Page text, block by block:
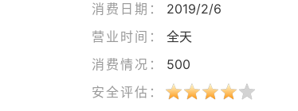
消费日期：
2019/2/6
营业时间：
全天
消费情况：
500
安全评估：